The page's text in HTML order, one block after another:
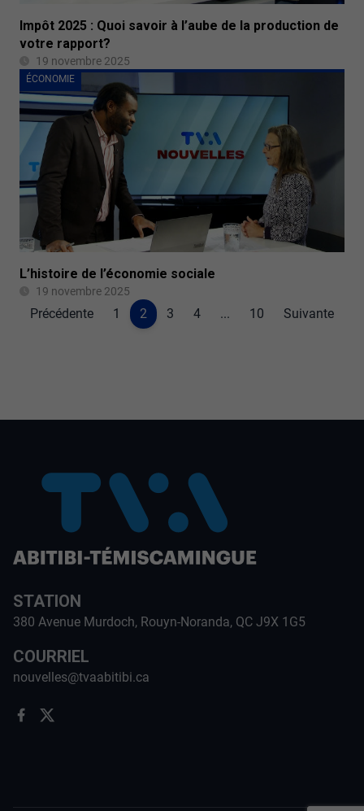
Impôt 2025 : Quoi savoir à l’aube de la production de
votre rapport?
19 novembre 2025
ÉCONOMIE
L’histoire de l’économie sociale
19 novembre 2025
Précédente 1 2 3 4 ... 10 Suivante
STATION
380 Avenue Murdoch, Rouyn-Noranda, QC J9X 1G5
COURRIEL
nouvelles@tvaabitibi.ca